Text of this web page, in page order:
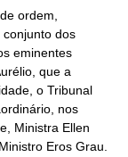
ordem,
dos
eminentes
que a
o Tribunal
nos
Ministra Ellen
Eros Grau.